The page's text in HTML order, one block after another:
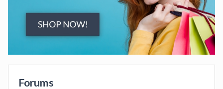
Forums